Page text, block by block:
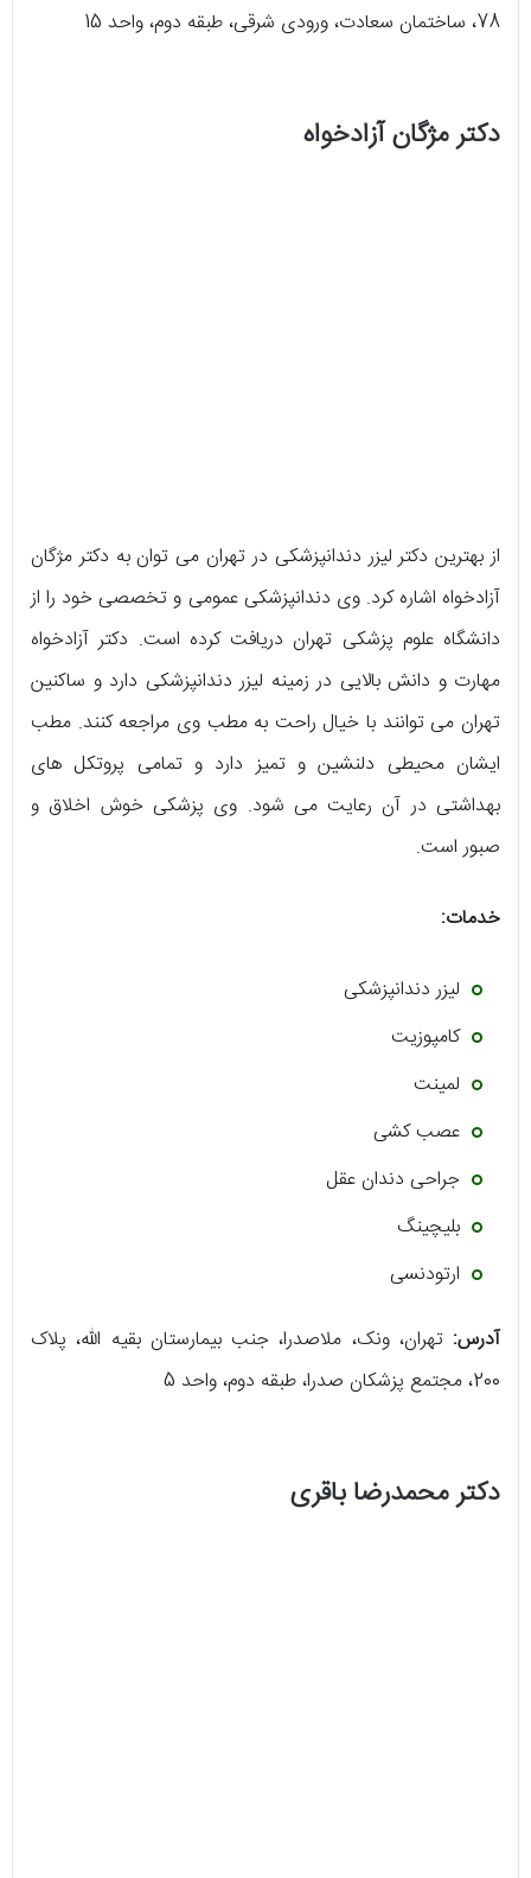
78، ساختمان سعادت، ورودی شرقی، طبقه دوم، واحد 15
دکتر مژگان آزادخواه
از بهترین دکتر لیزر دندانپزشکی در تهران می توان به دکتر مژگان
آزادخواه اشاره کرد. وی دندانپزشکی عمومی و تخصصی خود را از
دانشگاه علوم پزشکی تهران دریافت کرده است. دکتر آزادخواه
مهارت و دانش بالایی در زمینه لیزر دندانپزشکی دارد و ساکنین
تهران می توانند با خیال راحت به مطب وی مراجعه کنند. مطب
ایشان محیطی دلنشین و تمیز دارد و تمامی پروتکل های
بهداشتی در آن رعایت می شود. وی پزشکی خوش اخلاق و
صبور است.
خدمات:
لیزر دندانپزشکی
کامپوزیت
لمینت
عصب کشی
جراحی دندان عقل
بلیچینگ
ارتودنسی
آدرس: تهران، ونک، ملاصدرا، جنب بیمارستان بقیه الله، پلاک
200، مجتمع پزشکان صدرا، طبقه دوم، واحد 5
دکتر محمدرضا باقری